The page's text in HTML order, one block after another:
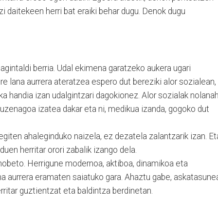
daitekeen herri bat eraiki behar dugu. Denok dugu
berria. Udal ekimena garatzeko aukera ugari
lana aurrera ateratzea espero dut bereziki alor sozialean,
handia izan udalgintzari dagokionez. Alor sozialak
izatea dakar eta ni, medikua izanda, gogoko dut
ahaleginduko naizela, ez dezatela zalantzarik izan.
herritar orori zabalik izango dela.
Herrigune modernoa, aktiboa, dinamikoa eta
aurrera eramaten saiatuko gara. Ahaztu gabe,
guztientzat eta baldintza berdinetan.